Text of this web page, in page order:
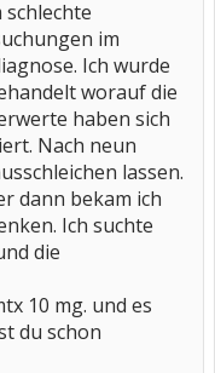
im
Ich wurde
worauf die
haben sich
Nach neun
lassen.
dann bekam ich
Ich suchte
die
10 mg. und es
du schon